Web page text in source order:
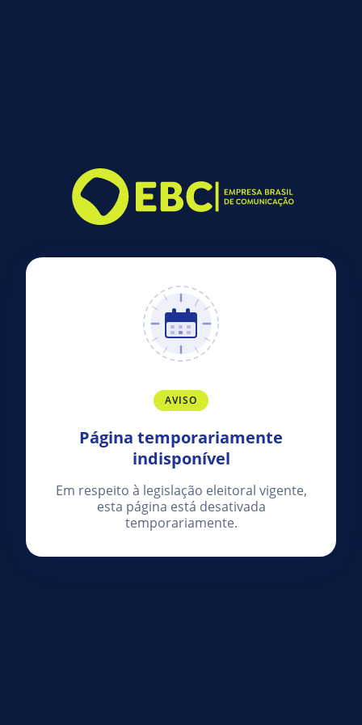
AVISO
Página temporariamente
indisponível
Em respeito à legislação eleitoral vigente,
esta página está desativada
temporariamente.